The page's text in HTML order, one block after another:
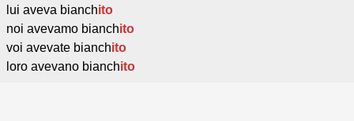
lui aveva bianchito
noi avevamo bianchito
voi avevate bianchito
loro avevano bianchito